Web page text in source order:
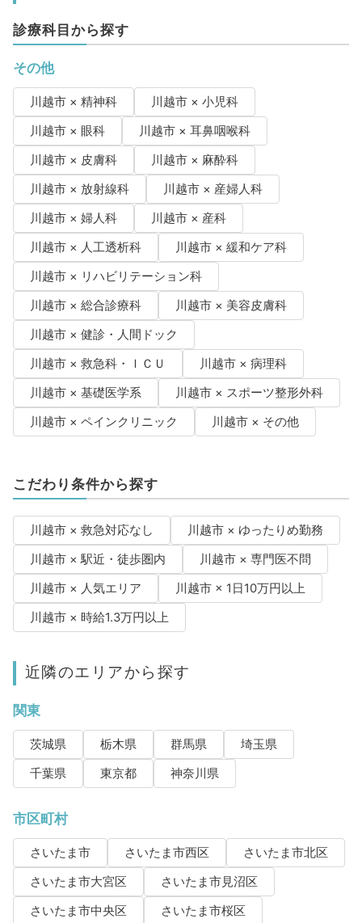
診療科目から探す
その他
川越市 × 精神科
川越市 × 小児科
川越市 × 眼科
川越市 × 耳鼻咽喉科
川越市 × 皮膚科
川越市 × 麻酔科
川越市 × 放射線科
川越市 × 産婦人科
川越市 × 婦人科
川越市 × 産科
川越市 × 人工透析科
川越市 × 緩和ケア科
川越市 × リハビリテーション科
川越市 × 総合診療科
川越市 × 美容皮膚科
川越市 × 健診・人間ドック
川越市 × 救急科・ＩＣＵ
川越市 × 病理科
川越市 × 基礎医学系
川越市 × スポーツ整形外科
川越市 × ペインクリニック
川越市 × その他
こだわり条件から探す
川越市 × 救急対応なし
川越市 × ゆったりめ勤務
川越市 × 駅近・徒歩圏内
川越市 × 専門医不問
川越市 × 人気エリア
川越市 × 1日10万円以上
川越市 × 時給1.3万円以上
近隣のエリアから探す
関東
茨城県 栃木県 群馬県
埼玉県
千葉県
東京都 神奈川県
市区町村
さいたま市 さいたま市西区
さいたま市北区
さいたま市大宮区
さいたま市見沼区
さいたま市中央区
さいたま市桜区